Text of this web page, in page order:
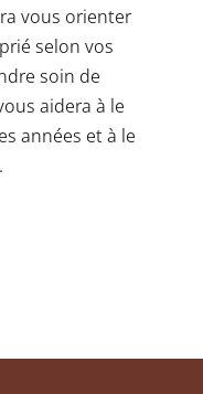
vous orienter
selon vos
soin de
aidera à le
années et à le